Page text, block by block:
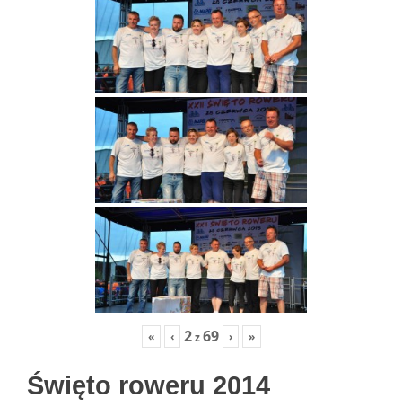
« ‹ 2z69 › »
Święto roweru 2014